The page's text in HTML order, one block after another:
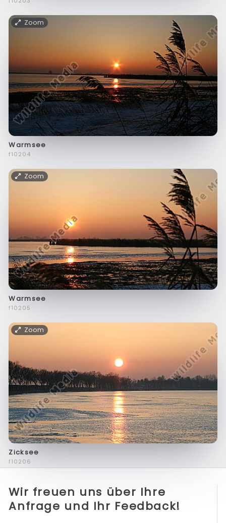
Zoom
Warmsee
f10204
Zoom
Warmsee
f10205
Zoom
Zicksee
f10206
Wir freuen uns über Ihre
Anfrage und Ihr Feedback!